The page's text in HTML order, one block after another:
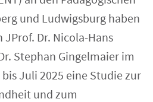
und Ludwigsburg haben
Dr. Nicola-Hans
Stephan Gingelmaier im
Juli 2025 eine Studie zur
und zum